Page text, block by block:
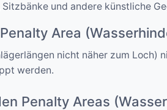
und andere künstliche
Area
nicht näher zum
werden.
Penalty Areas